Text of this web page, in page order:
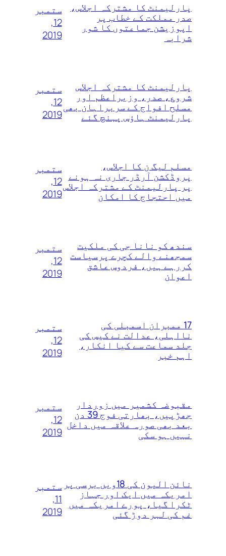
پارلیمنٹ کا مشترکہ اجلاس،
صدر مملکت کے خطاب پر
اپوزیشن جماعتوں کا شور
شرابہ
ستمبر
12,
2019
پارلیمنٹ کا مشترکہ اجلاس
شروع، صدر، وزیراعظم اور
مسلح افواج کے سربراہان بھی
پارلیمنٹ ہاؤس پہنچ گئے
ستمبر
12,
2019
مسلم لیگ ن کا اجلاس،
پروڈکشن آرڈر جاری نہ ہونے
پر پارلیمنٹ کے مشترکہ اجلاس
میں احتجاج کا امکان
ستمبر
12,
2019
سندھ کو نانا جی کی ملکیت
سمجھنے والے کچرے پرسیاست
کررہے ہیں، فردوس عاشق
اعوان
ستمبر
12,
2019
17 ممبران اسمبلی کی
نااہلی، عدالت نے کیس کی
جلد سماعت سے کیا انکار،
اہم خبر
ستمبر
12,
2019
مقبوضہ کشمیر میں زوردار
جھڑپیں، بھارتی فوج 39 دن
بعد بھی صورہ علاقہ میں داخل
نہیں ہو سکی
ستمبر
12,
2019
نائن الیون کی 18ویں‌ برسی پر
امریکہ میں ایک اور جہاز
ٹکرا گیا، پورے امریکہ میں
غم کی لہر دوڑ گئی
ستمبر
11,
2019